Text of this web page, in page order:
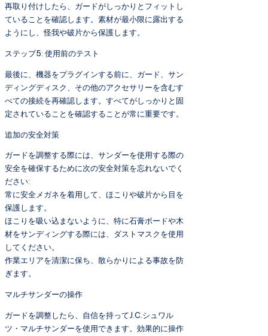
再取り付けしたら、ガードがしっかりとフィットし
ていることを確認します。素材が最小限に露出する
ようにし、怪我や破片から保護します。
ステップ5: 使用前のテスト
最後に、機器をプラグインする前に、ガード、サン
ディングディスク、その他のアクセサリーを含むす
べての接続を再確認します。すべてがしっかりと固
定されていることを確認することが常に重要です。
追加の安全対策
ガードを調整する際には、サンダーを使用する際の
安全を確保するために次の安全対策を忘れないでく
ださい:
常に安全メガネを着用して、ほこりや破片から目を
保護します。
ほこりを吸い込まないように、特に石膏ボードや木
材をサンディングする際には、ダストマスクを使用
してください。
作業エリアを清潔に保ち、散らかりによる事故を防
ぎます。
マルチサンダーの操作
ガードを調整したら、自信を持ってJ.C.シュワル
ツ・マルチサンダーを使用できます。効果的に操作